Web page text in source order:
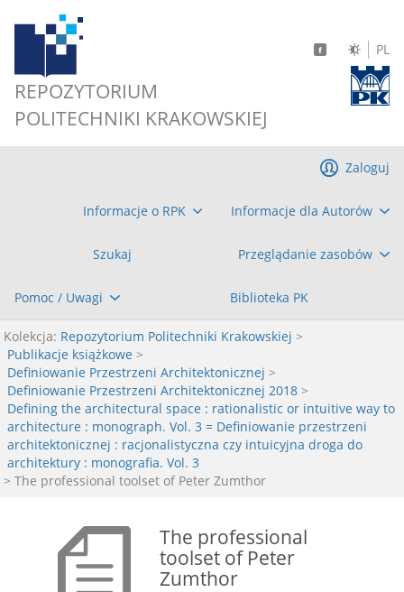
REPOZYTORIUM
POLITECHNIKI KRAKOWSKIEJ
PL
Informacje o RPK Informacje dla Autorów
Szukaj Przeglądanie zasobów
Pomoc / Uwagi Biblioteka PK
Zaloguj
Kolekcja: Repozytorium Politechniki Krakowskiej >
Publikacje książkowe >
Definiowanie Przestrzeni Architektonicznej >
Definiowanie Przestrzeni Architektonicznej 2018 >
Defining the architectural space : rationalistic or intuitive way to
architecture : monograph. Vol. 3 = Definiowanie przestrzeni
architektonicznej : racjonalistyczna czy intuicyjna droga do
architektury : monografia. Vol. 3
> The professional toolset of Peter Zumthor
The professional
toolset of Peter
Zumthor